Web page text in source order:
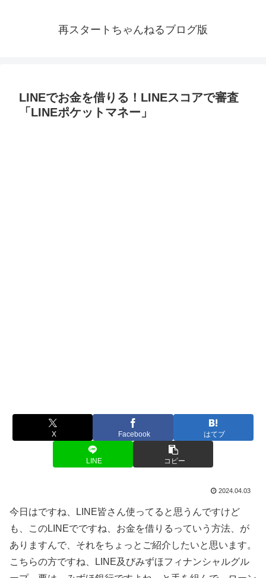
再スタートちゃんねるブログ版
LINEでお金を借りる！LINEスコアで審査
「LINEポケットマネー」
X Facebook はてブ
LINE コピー
2024.04.03
今日はですね、LINE皆さん使ってると思うんですけど
も、このLINEでですね、お金を借りるっていう方法、が
ありますんで、それをちょっとご紹介したいと思います。
こちらの方ですね、LINE及びみずほフィナンシャルグル